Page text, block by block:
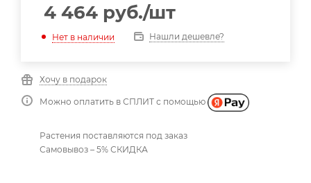
4 464 руб./шт
Нет в наличии Нашли дешевле?
Хочу в подарок
Можно оплатить в СПЛИТ с помощью
Растения поставляются под заказ
Самовывоз – 5% СКИДКА